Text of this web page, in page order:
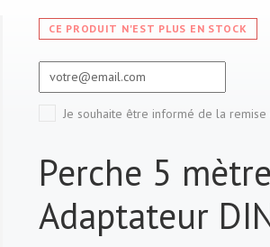
CE PRODUIT N'EST PLUS EN STOCK
Je souhaite être informé de la
Perche 5
Adaptateur